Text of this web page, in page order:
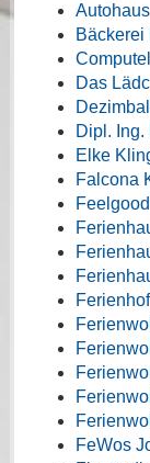
Bäckerei
Das
Dipl. Ing.
Elke
Falcona
FeWos